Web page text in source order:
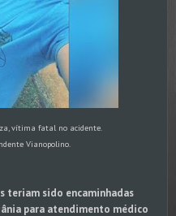
vítima fatal no acidente.
Vianopolino.
teriam sido encaminhadas
para atendimento médico